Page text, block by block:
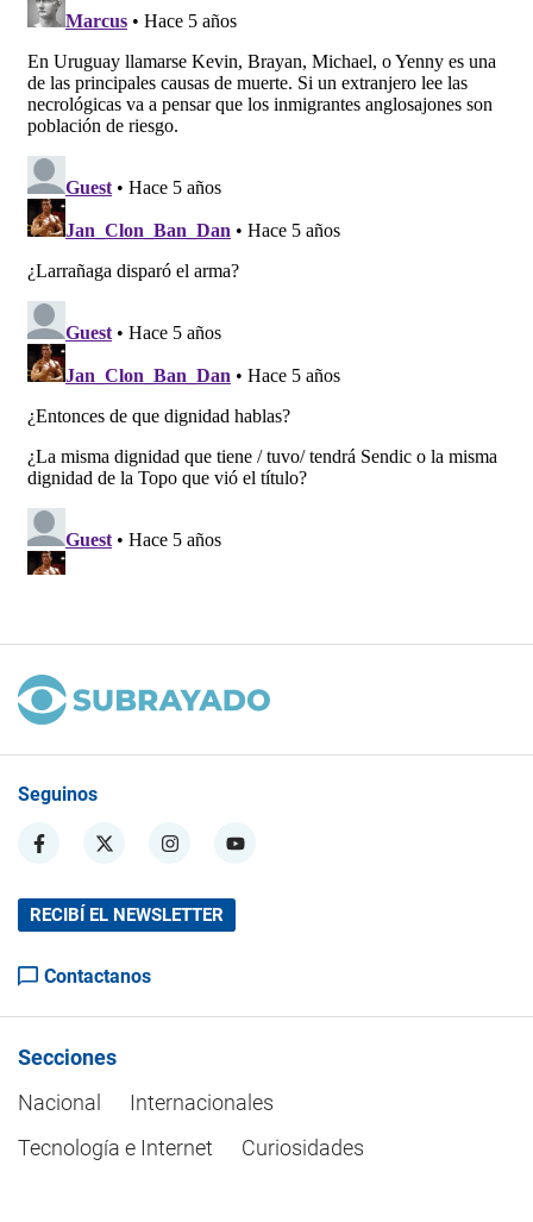
Seguinos
RECIBÍ EL NEWSLETTER
Contactanos
Secciones
Nacional
Internacionales
Tecnología e Internet
Curiosidades